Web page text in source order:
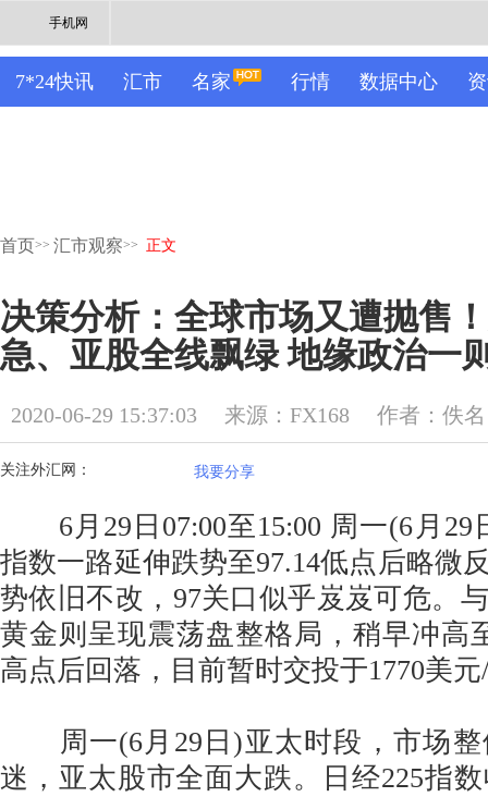
手机网
7*24快讯 汇市 名家 行情 数据中心
首页>> 汇市观察>> 正文
决策分析：全球市场又遭抛售
急、亚股全线飘绿 地缘政治一
2020-06-29 15:37:03 来源：FX168 作者：佚名
关注外汇网： 我要分享
6月29日07:00至15:00 周一(6月29
指数一路延伸跌势至97.14低点后略微
势依旧不改，97关口似乎岌岌可危。
黄金则呈现震荡盘整格局，稍早冲高
高点后回落，目前暂时交投于1770美
周一(6月29日)亚太时段，市场整
迷，亚太股市全面大跌。日经225指